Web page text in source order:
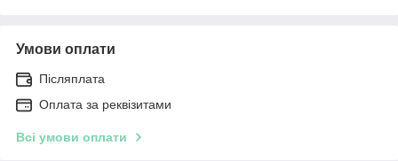
Умови оплати
Післяплата
Оплата за реквізитами
Всі умови оплати